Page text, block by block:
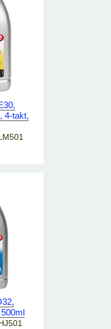
4-takt,